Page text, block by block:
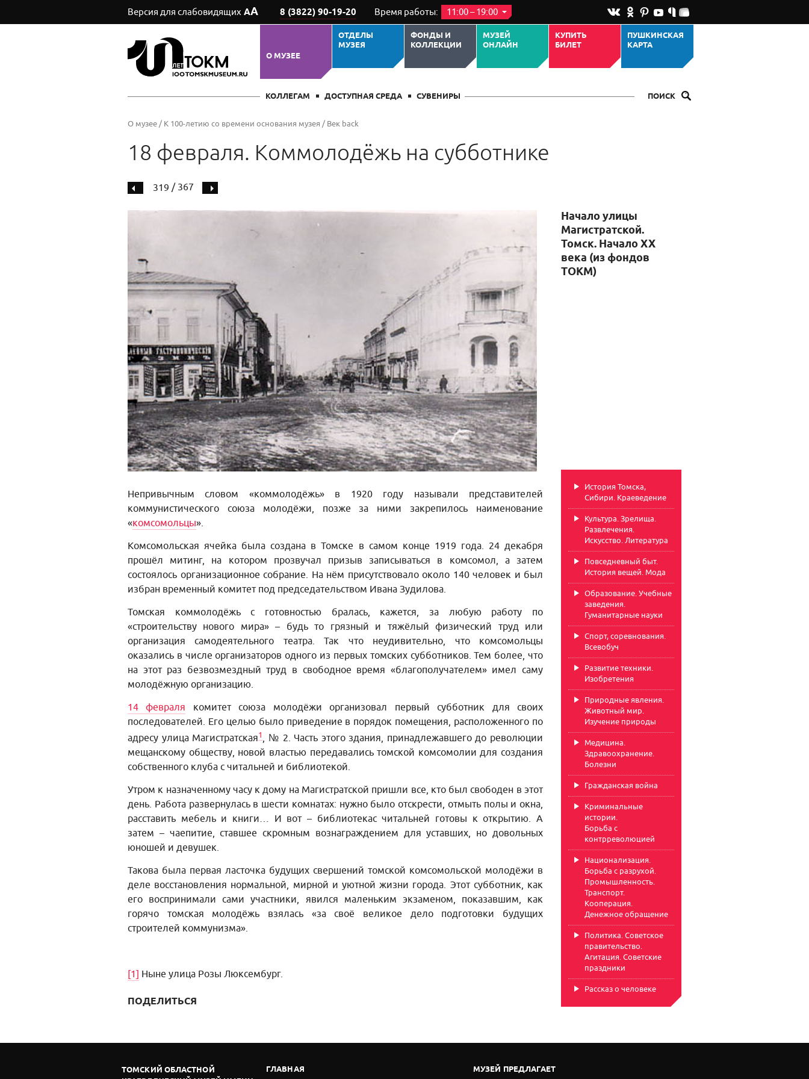
Версия для слабовидящих АА 8 (3822) 90-19-20 Время работы: 11:00 – 19:00
О МУЗЕЕ
ОТДЕЛЫ
МУЗЕЯ
ФОНДЫ И
КОЛЛЕКЦИИ
МУЗЕЙ
ОНЛАЙН
КУПИТЬ
БИЛЕТ
ПУШКИНСКАЯ
КАРТА
КОЛЛЕГАМ ДОСТУПНАЯ СРЕДА СУВЕНИРЫ ПОИСК
О музее/ К 100-летию со времени основания музея / Век back
18 февраля. Коммолодёжь на субботнике
История Томска,
Сибири. Краеведение
Культура. Зрелища.
Развлечения.
Искусство. Литература
Повседневный быт.
История вещей. Мода
Образование. Учебные
заведения.
Гуманитарные науки
Спорт, соревнования.
Всевобуч
Развитие техники.
Изобретения
Природные явления.
Животный мир.
Изучение природы
Медицина.
Здравоохранение.
Болезни
Гражданская война
Криминальные
истории.
Борьба с
контрреволюцией
Национализация.
Борьба с разрухой.
Промышленность.
Транспорт.
Кооперация.
Денежное обращение
Политика. Советское
правительство.
Агитация. Советские
праздники
Рассказ о человеке
319 / 367
Начало улицы
Магистратской.
Томск. Начало XX
века (из фондов
ТОКМ)
Непривычным словом «коммолодёжь» в 1920 году называли представителей
коммунистического союза молодёжи, позже за ними закрепилось наименование
«комсомольцы».
Комсомольская ячейка была создана в Томске в самом конце 1919 года. 24 декабря
прошёл митинг, на котором прозвучал призыв записываться в комсомол, а затем
состоялось организационное собрание. На нём присутствовало около 140 человек и был
избран временный комитет под председательством Ивана Зудилова.
Томская коммолодёжь с готовностью бралась, кажется, за любую работу по
«строительству нового мира» – будь то грязный и тяжёлый физический труд или
организация самодеятельного театра. Так что неудивительно, что комсомольцы
оказались в числе организаторов одного из первых томских субботников. Тем более, что
на этот раз безвозмездный труд в свободное время «благополучателем» имел саму
молодёжную организацию.
14 февраля комитет союза молодёжи организовал первый субботник для своих
последователей. Его целью было приведение в порядок помещения, расположенного по
адресу улица Магистратская1, № 2. Часть этого здания, принадлежавшего до революции
мещанскому обществу, новой властью передавались томской комсомолии для создания
собственного клуба с читальней и библиотекой.
Утром к назначенному часу к дому на Магистратской пришли все, кто был свободен в этот
день. Работа развернулась в шести комнатах: нужно было отскрести, отмыть полы и окна,
расставить мебель и книги… И вот – библиотекас читальней готовы к открытию. А
затем – чаепитие, ставшее скромным вознаграждением для уставших, но довольных
юношей и девушек.
Такова была первая ласточка будущих свершений томской комсомольской молодёжи в
деле восстановления нормальной, мирной и уютной жизни города. Этот субботник, как
его воспринимали сами участники, явился маленьким экзаменом, показавшим, как
горячо томская молодёжь взялась «за своё великое дело подготовки будущих
строителей коммунизма».
[1] Ныне улица Розы Люксембург.
ПОДЕЛИТЬСЯ
ТОМСКИЙ ОБЛАСТНОЙ
ГЛАВНАЯ
МУЗЕЙ ПРЕДЛАГАЕТ